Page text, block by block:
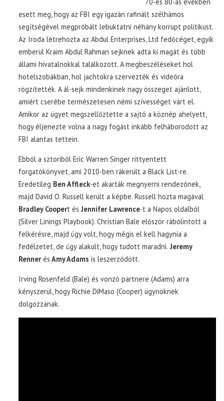
esett meg, hogy az FBI egy igazán rafinált szélhámos
segítségével megpróbált lebuktatni néhány korrupt politikust.
Az Iroda létrehozta az Abdul Enterprises, Ltd fedőcéget, egyik
emberül Kraim Abdul Rahman sejknek adta ki magát és több
állami hivatalnokkal találkozott. A megbeszéléseket hol
hotelszobákban, hol jachtokra szervezték és videóra
rögzítették. A ál-sejk mindenkinek nagy összeget ajánlott,
amiért cserébe természetesen némi szívességet várt el.
Amikor az ügyet megszellőztette a sajtó a köznép ahelyett,
hogy éljenezte volna a nagy fogást inkább felháborodott az
FBI alantas tettein.
Ebből a sztoriból Eric Warren Singer rittyentett
forgatókönyvet, ami 2010-ben rákerült a Black List-re.
Eredetileg Ben Affleck-et akarták megnyerni rendezőnek,
majd David O. Russell került a képbe. Russell hozta magával
Bradley Coopert ésJennifer Lawrence-t a Napos oldalból
(Silver Linings Playbook). Christian Bale először rábólintott a
felkérésre, majd úgy volt, hogy mégis el kell hagynia a
fedélzetet, de úgy alakult, hogy tudott maradni. Jeremy
Rennerés Amy Adams is leszerződött.
Irving Rosenfeld (Bale) és vonzó partnere (Adams) arra
kényszerül, hogy Richie DiMaso (Cooper) ügynöknek
dolgozzanak.